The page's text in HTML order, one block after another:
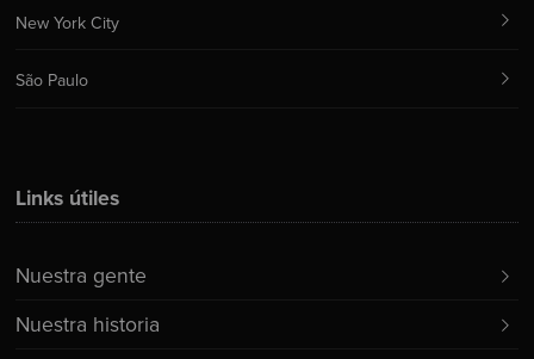
Links útiles
Nuestra gente
Nuestra historia
New York City
São Paulo